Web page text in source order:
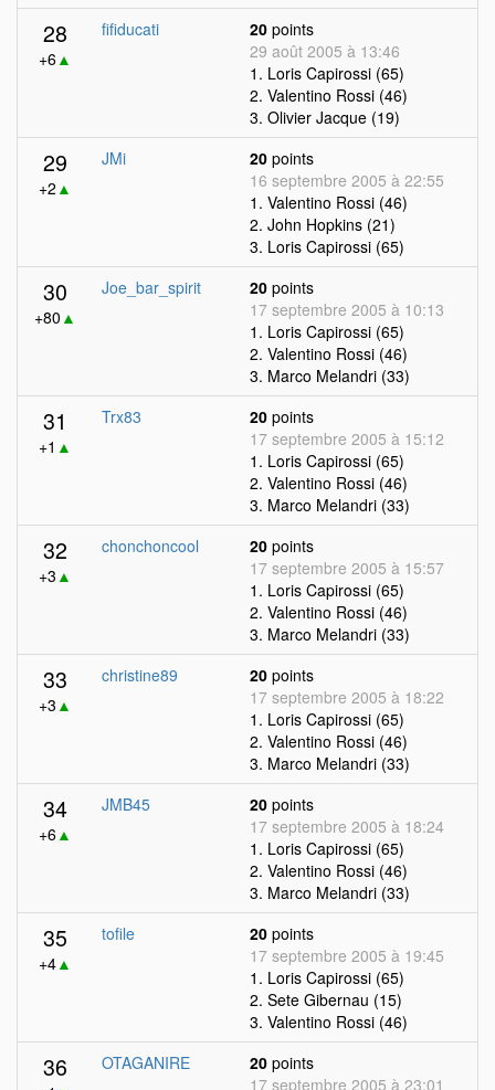
28
+6▲
fifiducati 20 points
29 août 2005 à 13:46
1. Loris Capirossi (65)
2. Valentino Rossi (46)
3. Olivier Jacque (19)
29
+2 ▲
JMi 20 points
16 septembre 2005 à 22:55
1. Valentino Rossi (46)
2. John Hopkins (21)
3. Loris Capirossi (65)
30
+80 ▲
Joe_bar_spirit 20 points
17 septembre 2005 à 10:13
1. Loris Capirossi (65)
2. Valentino Rossi (46)
3. Marco Melandri (33)
31
+1 ▲
Trx83 20 points
17 septembre 2005 à 15:12
1. Loris Capirossi (65)
2. Valentino Rossi (46)
3. Marco Melandri (33)
32
+3 ▲
chonchoncool 20 points
17 septembre 2005 à 15:57
1. Loris Capirossi (65)
2. Valentino Rossi (46)
3. Marco Melandri (33)
33
+3 ▲
christine89 20 points
17 septembre 2005 à 18:22
1. Loris Capirossi (65)
2. Valentino Rossi (46)
3. Marco Melandri (33)
34
+6▲
JMB45 20 points
17 septembre 2005 à 18:24
1. Loris Capirossi (65)
2. Valentino Rossi (46)
3. Marco Melandri (33)
35
+4▲
tofile 20 points
17 septembre 2005 à 19:45
1. Loris Capirossi (65)
2. Sete Gibernau (15)
3. Valentino Rossi (46)
36 OTAGANIRE 20 points
17 septembre 2005 à 23:01